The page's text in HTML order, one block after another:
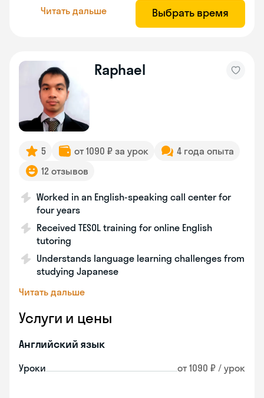
Читать дальше Выбрать время
Raphael
5 от 1090 ₽ за урок
4 года опыта
12 отзывов
Worked in an English-speaking call center for
four years
Received TESOL training for online English
tutoring
Understands language learning challenges from
studying Japanese
Читать дальше
Услуги и цены
Английский язык
Уроки от 1090 ₽ / урок